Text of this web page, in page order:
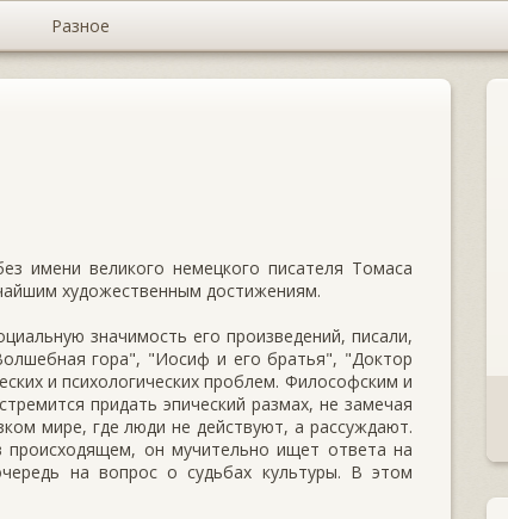
Разное
имени великого немецкого писателя Томаса
художественным достижениям.
значимость его произведений, писали,
гора", "Иосиф и его братья", "Доктор
и психологических проблем. Философским и
придать эпический размах, не замечая
мире, где люди не действуют, а рассуждают.
происходящем, он мучительно ищет ответа на
на вопрос о судьбах культуры. В этом